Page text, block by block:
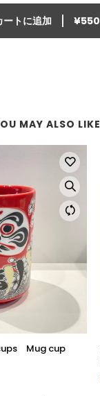
ートに追加 | ¥550
MAY ALSO LIKE
ト bottle opener
外国人 お土産
ステイ